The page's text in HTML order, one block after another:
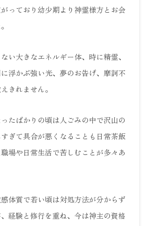
っており幼少期より神霊様方とお会
い大きなエネルギー体、時に精霊、
浮かぶ強い光、夢のお告げ、摩訶不
きれません。
たばかりの頃は人ごみの中で沢山の
ぎて具合が悪くなることも日常茶飯
場や日常生活で苦しむことが多々あ
体質で若い頃は対処方法が分からず
経験と修行を重ね、今は神主の資格